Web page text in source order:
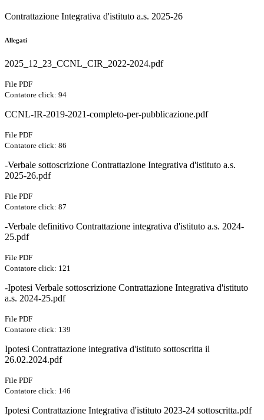
Contrattazione Integrativa d'istituto a.s. 2025-26
Allegati
2025_12_23_CCNL_CIR_2022-2024.pdf
File PDF
Contatore click: 94
CCNL-IR-2019-2021-completo-per-pubblicazione.pdf
File PDF
Contatore click: 86
-Verbale sottoscrizione Contrattazione Integrativa d'istituto a.s.
2025-26.pdf
File PDF
Contatore click: 87
-Verbale definitivo Contrattazione integrativa d'istituto a.s. 2024-
25.pdf
File PDF
Contatore click: 121
-Ipotesi Verbale sottoscrizione Contrattazione Integrativa d'istituto
a.s. 2024-25.pdf
File PDF
Contatore click: 139
Ipotesi Contrattazione integrativa d'istituto sottoscritta il
26.02.2024.pdf
File PDF
Contatore click: 146
Ipotesi Contrattazione Integrativa d'istituto 2023-24 sottoscritta.pdf